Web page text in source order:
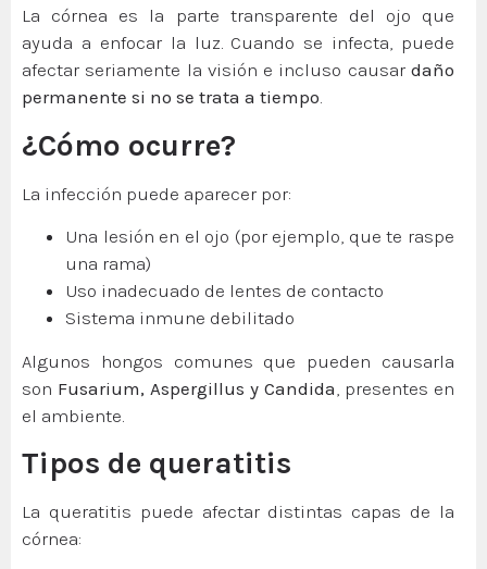
La córnea es la parte transparente del ojo que
ayuda a enfocar la luz. Cuando se infecta, puede
afectar seriamente la visión e incluso causar daño
permanente si no se trata a tiempo.
¿Cómo ocurre?
La infección puede aparecer por:
Una lesión en el ojo (por ejemplo, que te raspe
una rama)
Uso inadecuado de lentes de contacto
Sistema inmune debilitado
Algunos hongos comunes que pueden causarla
son Fusarium, Aspergillus y Candida , presentes en
el ambiente.
Tipos de queratitis
La queratitis puede afectar distintas capas de la
córnea: